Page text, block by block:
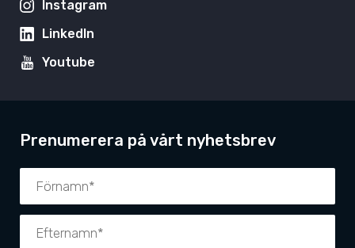
Instagram
LinkedIn
Youtube
Prenumerera på vårt nyhetsbrev